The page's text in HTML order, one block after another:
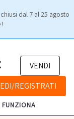
dal 7 al 25 agosto
VENDI
REGISTRATI
FUNZIONA